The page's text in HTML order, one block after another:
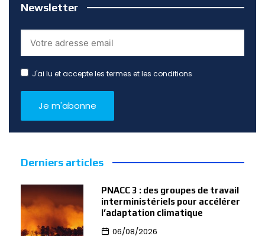
Newsletter
J'ai lu et accepte les termes et les conditions
Derniers articles
PNACC 3 : des groupes de travail
interministériels pour accélérer
l’adaptation climatique
06/08/2026